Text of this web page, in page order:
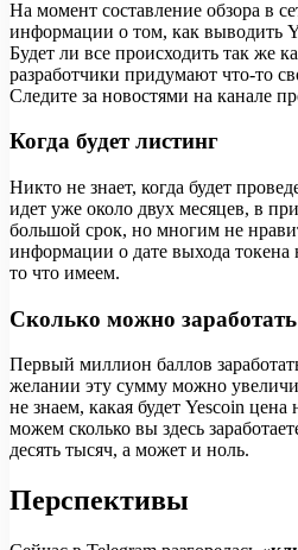
На момент составление обзора в
информации о том, как выводить
Будет ли все происходить так же
разработчики придумают что-то
Следите за новостями на канале
Когда будет листинг
Никто не знает, когда будет
идет уже около двух месяцев, в
большой срок, но многим не
информации о дате выхода
то что имеем.
Сколько можно
Первый миллион баллов
желании эту сумму можно
не знаем, какая будет Yescoin
можем сколько вы здесь
десять тысяч, а может и ноль.
Перспективы